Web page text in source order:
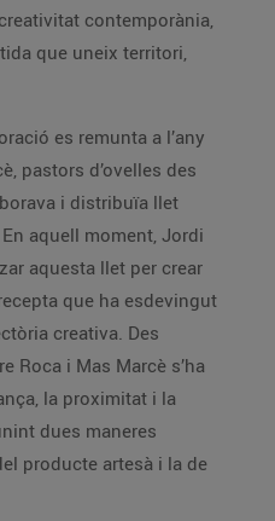
contemporània,
que uneix territori,
es remunta a l’any
pastors d’ovelles des
i distribuïa llet
aquell moment, Jordi
aquesta llet per crear
que ha esdevingut
creativa. Des
Roca i Mas Marcè s’ha
la proximitat i la
dues maneres
producte artesà i la de